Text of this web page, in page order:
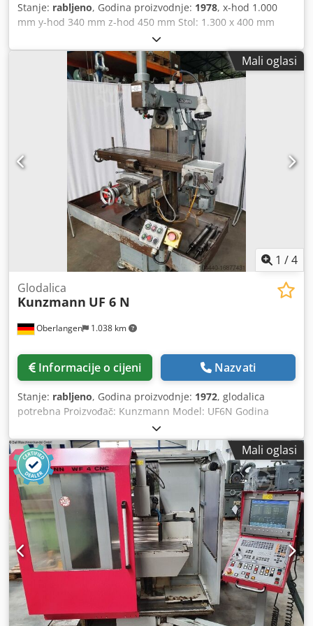
Na zahtjev možemo potpuno ili djelomično remontirati
odabrani stroj - Na zahtjev možete izravno naručiti dodatni
pribor poput alata itd. - Na zahtjev vam možemo osigurati i
dodatni pribor poput ugradnje sigurnosnih uređaja itd. -
Rado ćemo se pobrinuti za dostavu i/ili ugradnju
Stanje: rabljeno, Godina proizvodnje: 1978, x-hod 1.000
mm y-hod 340 mm z-hod 450 mm Stol: 1.300 x 400 mm
Prihvat vretena ISO 40 SK Brzina vrtnje 32 - 1.400 o/min
Hod vretena 80 mm Ukupna priključna snaga 7,5 kW
Oprema: - Univerzalna konzolna glodalica s HEIDENHAIN
digitalnim prikazom - Mehaničko stezanje alata - Hladnjak -
Razni prihvati za alat SK 40 - Dokumentacija stroja na
njemačkom jeziku Crodpozf Nrdjfx Agfsf
Mali oglasi
1 /4
Oberlangen 1.038 km
Glodalica
Kunzmann UF 6 N
Informacije o cijeni Nazvati
Stanje: rabljeno, Godina proizvodnje: 1972, glodalica
potrebna Proizvođač: Kunzmann Model: UF6N Godina
izgradnje: 1972 Tehnički podaci: Automatski uzdužni hod
stola 440 mm Uzdužni hod stola rukom: 450 mm Poprečni
hod stola 200 mm Stol okomito kretanje vodoravno/
Crjdpfeudb N Dsx Agfof okomita 465/500 mm Veličina stola
860x240 mm Stol se zakreće za 45° na obje strane
Udaljenost stol/vreteno 430 mm Držač vretena ISA 30 Hod
pinole 60 mm Glava vretena se može zakretati +/- 90° 18
brzina vretena vodoravno 32-1342 o/min 18 brzina vretena
okomito 72-2888 o/min 6 auto. Posmaci uzdužni 13,12-164
mm/min 6 auto. Ulazi preko 26,24-328 mm/min. Pogon
vretena 1,8/2,6 kW s nagibnom vertikalnom glavom za
glodanje / škripcem / Kontradržač/stezna glava sa steznim
čahurama Težina cca 850 kg Dimenzije cca
1400x1900x1800 mm
Mali oglasi